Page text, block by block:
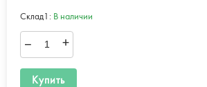
Склад1: В наличии
– +
Купить